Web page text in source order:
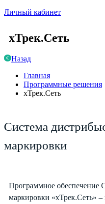
Личный кабинет
хТрек.Сеть
Назад
Главная
Программные решения
хТрек.Сеть
Система
маркировки
Программное обеспечение
маркировки «хТрек.Сеть» –